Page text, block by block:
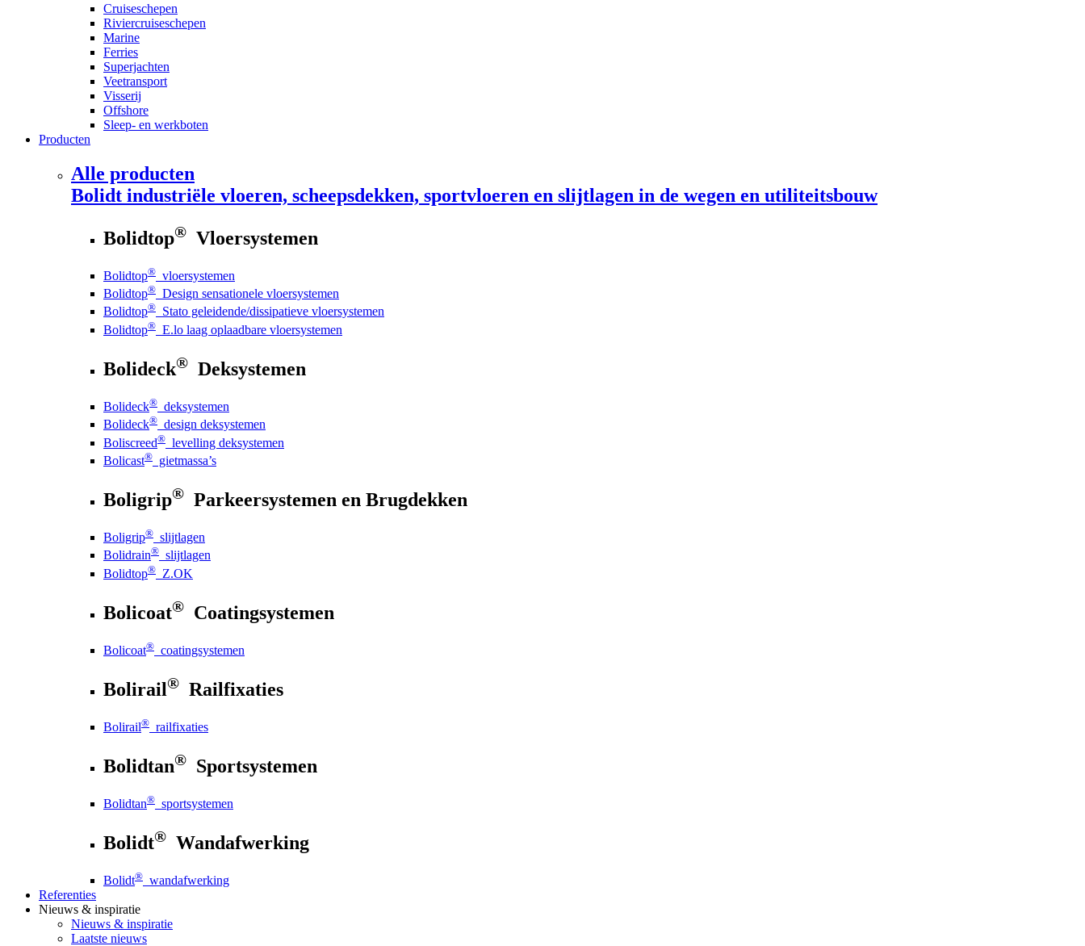
Cruiseschepen
Riviercruiseschepen
Marine
Ferries
Superjachten
Veetransport
Visserij
Offshore
Sleep- en werkboten
Producten
Alle producten
Bolidt industriële vloeren, scheepsdekken, sportvloeren en slijtlagen in de wegen en utiliteitsbouw
Bolidtop® Vloersystemen
Bolidtop® vloersystemen
Bolidtop® Design sensationele vloersystemen
Bolidtop® Stato geleidende/dissipatieve vloersystemen
Bolidtop® E.lo laag oplaadbare vloersystemen
Bolideck® Deksystemen
Bolideck® deksystemen
Bolideck® design deksystemen
Boliscreed® levelling deksystemen
Bolicast® gietmassa’s
Boligrip® Parkeersystemen en Brugdekken
Boligrip® slijtlagen
Bolidrain® slijtlagen
Bolidtop® Z.OK
Bolicoat® Coatingsystemen
Bolicoat® coatingsystemen
Bolirail® Railfixaties
Bolirail® railfixaties
Bolidtan® Sportsystemen
Bolidtan® sportsystemen
Bolidt® Wandafwerking
Bolidt® wandafwerking
Referenties
Nieuws & inspiratie
Nieuws & inspiratie
Laatste nieuws